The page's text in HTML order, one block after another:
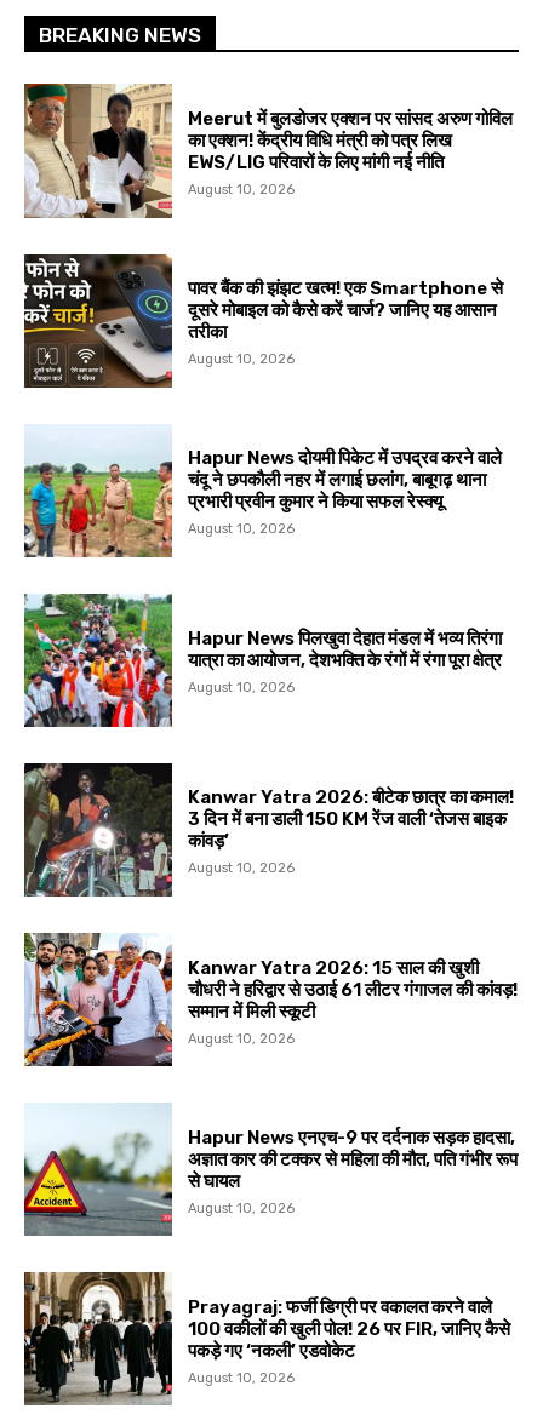
BREAKING NEWS
Meerut में बुलडोजर एक्शन पर सांसद अरुण गोविल
का एक्शन! केंद्रीय विधि मंत्री को पत्र लिख
EWS/LIG परिवारों के लिए मांगी नई नीति
August 10, 2026
पावर बैंक की झंझट खत्म! एक Smartphone से
दूसरे मोबाइल को कैसे करें चार्ज? जानिए यह आसान
तरीका
August 10, 2026
Hapur News दोयमी पिकेट में उपद्रव करने वाले
चंदू ने छपकौली नहर में लगाई छलांग, बाबूगढ़ थाना
प्रभारी प्रवीन कुमार ने किया सफल रेस्क्यू
August 10, 2026
Hapur News पिलखुवा देहात मंडल में भव्य तिरंगा
यात्रा का आयोजन, देशभक्ति के रंगों में रंगा पूरा क्षेत्र
August 10, 2026
Kanwar Yatra 2026: बीटेक छात्र का कमाल!
3 दिन में बना डाली 150 KM रेंज वाली ‘तेजस बाइक
कांवड़’
August 10, 2026
Kanwar Yatra 2026: 15 साल की खुशी
चौधरी ने हरिद्वार से उठाई 61 लीटर गंगाजल की कांवड़!
सम्मान में मिली स्कूटी
August 10, 2026
Hapur News एनएच-9 पर दर्दनाक सड़क हादसा,
अज्ञात कार की टक्कर से महिला की मौत, पति गंभीर रूप
से घायल
August 10, 2026
Prayagraj: फर्जी डिग्री पर वकालत करने वाले
100 वकीलों की खुली पोल! 26 पर FIR, जानिए कैसे
पकड़े गए ‘नकली’ एडवोकेट
August 10, 2026